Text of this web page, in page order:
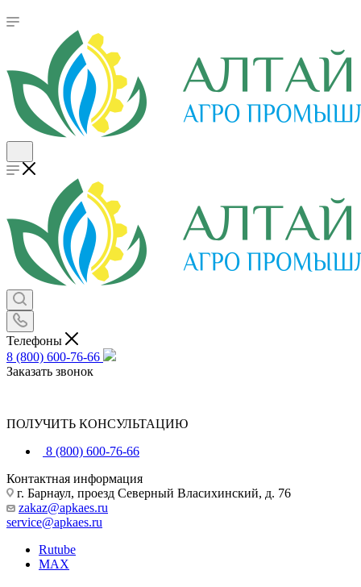
Телефоны
8 (800) 600-76-66
Заказать звонок
ПОЛУЧИТЬ КОНСУЛЬТАЦИЮ
8 (800) 600-76-66
Контактная информация
г. Барнаул, проезд Северный Власихинский, д. 76
zakaz@apkaes.ru
service@apkaes.ru
Rutube
MAX